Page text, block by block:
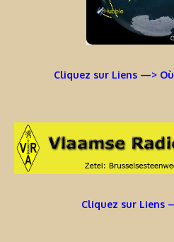
Cliquez sur Liens —>
Cliquez sur Liens